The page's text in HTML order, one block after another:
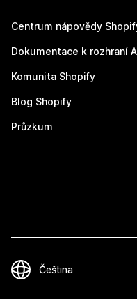
Centrum nápovědy
Dokumentace k rozhraní
Komunita Shopify
Blog Shopify
Průzkum